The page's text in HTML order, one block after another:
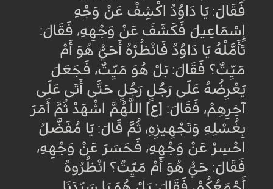
فَقَالَ: يَا دَاوُدُ اكْشِفْ عَنْ وَجْهِ
إِسْمَاعِيلَ فَكَشَفَ عَنْ وَجْهِهِ، فَقَالَ:
تَأَمَّلْهُ‏ يَا دَاوُدُ فَانْظُرْهُ أَحَيٌّ هُوَ أَمْ
مَيِّتٌ؟ فَقَالَ: بَلْ هُوَ مَيِّتٌ، فَجَعَلَ
يَعْرِضُهُ عَلَى رَجُلٍ رَجُلٍ حَتَّى أَتَى عَلَى
آخِرِهِمْ، فَقَالَ: [ع] اللَّهُمَّ اشْهَدْ ثُمَّ أَمَرَ
بِغُسْلِهِ وَتَجْهِيزِهِ، ثُمَّ قَالَ: يَا مُفَضَّلُ
احْسِرْ عَنْ وَجْهِهِ، فَحَسَرَ عَنْ وَجْهِهِ،
فَقَالَ: حَيٌّ هُوَ أَمْ مَيِّتٌ؟ انْظُرُوهُ